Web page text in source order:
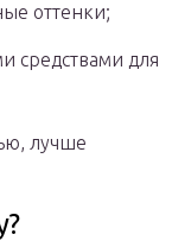
оттенки;
средствами для
лучше